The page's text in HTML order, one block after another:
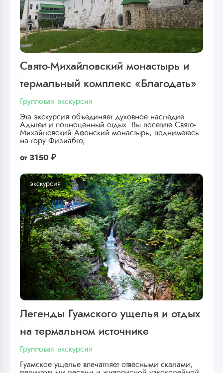
Свято-Михайловский монастырь и
термальный комплекс «Благодать»
Групповая экскурсия
Эта экскурсия объединяет духовное наследие
Адыгеи и полноценный отдых. Вы посетите Свято-
Михайловский Афонский монастырь, подниметесь
на гору Физиабго,…
от 3150 ₽
экскурсия
Легенды Гуамского ущелья и отдых
на термальном источнике
Групповая экскурсия
Гуамское ущелье впечатляет отвесными скалами,